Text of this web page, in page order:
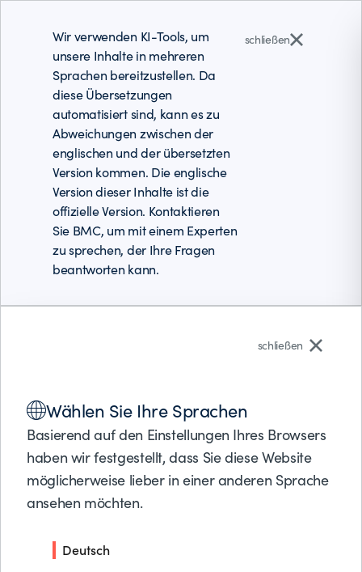
Partner
Support
Wir verwenden KI-Tools, um
unsere Inhalte in mehreren
Sprachen bereitzustellen. Da
diese Übersetzungen
automatisiert sind, kann es zu
Abweichungen zwischen der
englischen und der übersetzten
Version kommen. Die englische
Version dieser Inhalte ist die
offizielle Version. Kontaktieren
Sie BMC, um mit einem Experten
zu sprechen, der Ihre Fragen
beantworten kann.
schließen
schließen
Wählen Sie Ihre Sprachen
Basierend auf den Einstellungen Ihres Browsers
haben wir festgestellt, dass Sie diese Website
möglicherweise lieber in einer anderen Sprache
ansehen möchten.
Deutsch
PARTNER LOCATOR ANTIXX TECHHUB
Antixx TechHub